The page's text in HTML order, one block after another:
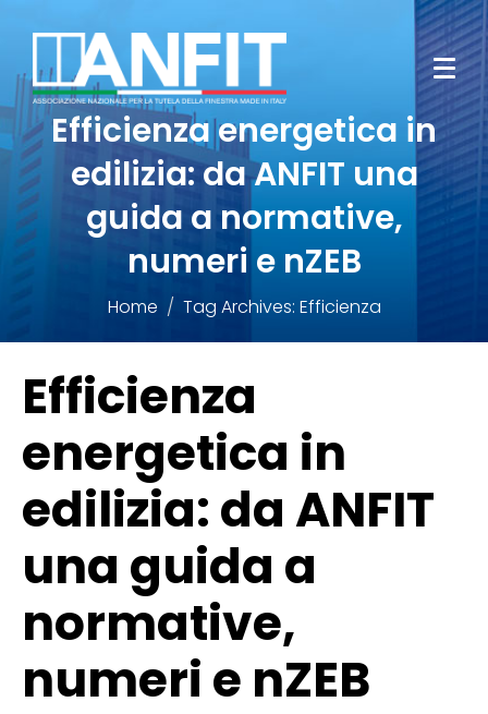
Efficienza energetica in
edilizia: da ANFIT una
guida a normative,
numeri e nZEB
Home Tag Archives: Efficienza
Efficienza
energetica in
edilizia: da ANFIT
una guida a
normative,
numeri e nZEB